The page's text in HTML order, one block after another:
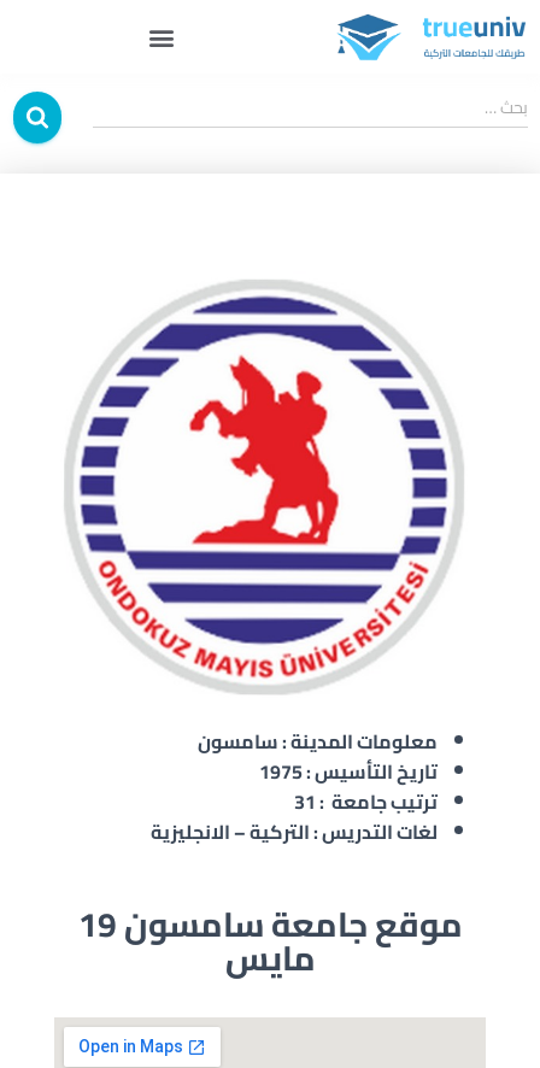
بحث …
معلومات المدينة : سامسون
تاريخ التأسيس : 1975
ترتيب جامعة : 31
لغات التدريس : التركية – الانجليزية
موقع جامعة سامسون 19
مايس